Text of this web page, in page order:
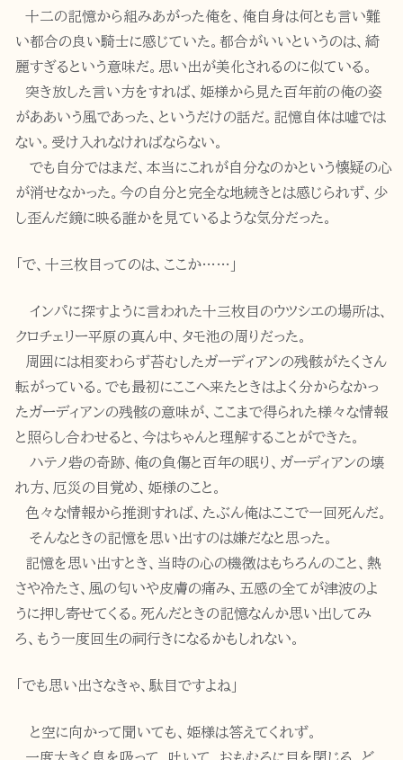
十二の記憶から組みあがった俺を、俺自身は何とも言い難
い都合の良い騎士に感じていた。都合がいいというのは、綺
麗すぎるという意味だ。思い出が美化されるのに似ている。
突き放した言い方をすれば、姫様から見た百年前の俺の姿
がああいう風であった、というだけの話だ。記憶自体は嘘では
ない。受け入れなければならない。
でも自分ではまだ、本当にこれが自分なのかという懐疑の心
が消せなかった。今の自分と完全な地続きとは感じられず、少
し歪んだ鏡に映る誰かを見ているような気分だった。
「で、十三枚目ってのは、ここか……」
インパに探すように言われた十三枚目のウツシエの場所は、
クロチェリー平原の真ん中、タモ池の周りだった。
周囲には相変わらず苔むしたガーディアンの残骸がたくさん
転がっている。でも最初にここへ来たときはよく分からなかっ
たガーディアンの残骸の意味が、ここまで得られた様々な情報
と照らし合わせると、今はちゃんと理解することができた。
ハテノ砦の奇跡、俺の負傷と百年の眠り、ガーディアンの壊
れ方、厄災の目覚め、姫様のこと。
色々な情報から推測すれば、たぶん俺はここで一回死んだ。
そんなときの記憶を思い出すのは嫌だなと思った。
記憶を思い出すとき、当時の心の機微はもちろんのこと、熱
さや冷たさ、風の匂いや皮膚の痛み、五感の全てが津波のよ
うに押し寄せてくる。死んだときの記憶なんか思い出してみ
ろ、もう一度回生の祠行きになるかもしれない。
「でも思い出さなきゃ、駄目ですよね」
と空に向かって聞いても、姫様は答えてくれず。